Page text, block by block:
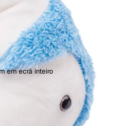
em ecrã inteiro